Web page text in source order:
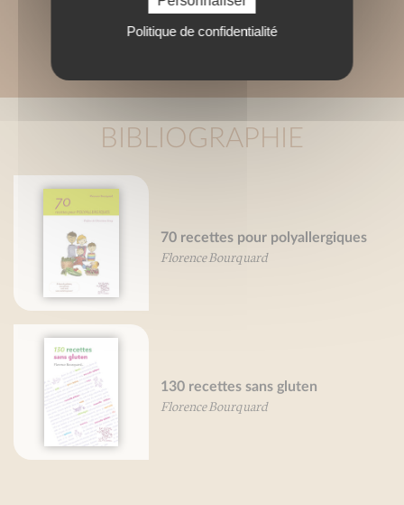
BIBLIOGRAPHIE
70 recettes pour polyallergiques
Florence Bourquard
130 recettes sans gluten
Florence Bourquard
Politique de confidentialité